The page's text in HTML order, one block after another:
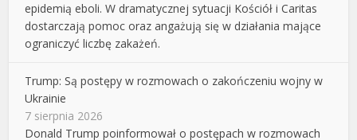
epidemią eboli. W dramatycznej sytuacji Kościół i Caritas
dostarczają pomoc oraz angażują się w działania mające
ograniczyć liczbę zakażeń.
Trump: Są postępy w rozmowach o zakończeniu wojny w
Ukrainie
7 sierpnia 2026
Donald Trump poinformował o postępach w rozmowach